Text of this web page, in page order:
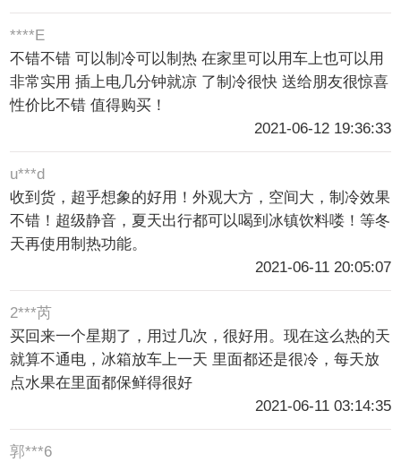
****E
不错不错 可以制冷可以制热 在家里可以用车上也可以用
非常实用 插上电几分钟就凉 了制冷很快 送给朋友很惊喜
性价比不错 值得购买！
2021-06-12 19:36:33
u***d
收到货，超乎想象的好用！外观大方，空间大，制冷效果
不错！超级静音，夏天出行都可以喝到冰镇饮料喽！等冬
天再使用制热功能。
2021-06-11 20:05:07
2***芮
买回来一个星期了，用过几次，很好用。现在这么热的天
就算不通电，冰箱放车上一天 里面都还是很冷，每天放
点水果在里面都保鲜得很好
2021-06-11 03:14:35
郭***6